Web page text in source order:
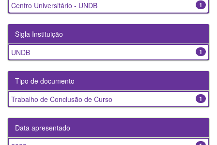
1
Centro Universitário - UNDB
Sigla Instituição
1
UNDB
Tipo de documento
1
Trabalho de Conclusão de Curso
Data apresentado